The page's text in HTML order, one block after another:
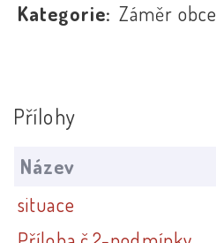
Kategorie: Záměr obce
Přílohy
Název
situace